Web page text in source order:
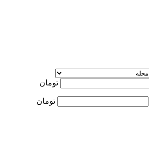
تومان
تومان